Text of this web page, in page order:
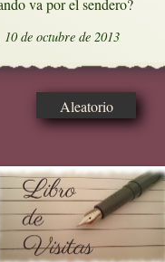
va por el sendero?
10 de octubre de 2013
Aleatorio